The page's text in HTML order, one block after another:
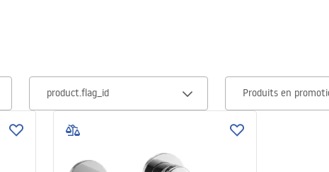
product.flag_id
Produits en